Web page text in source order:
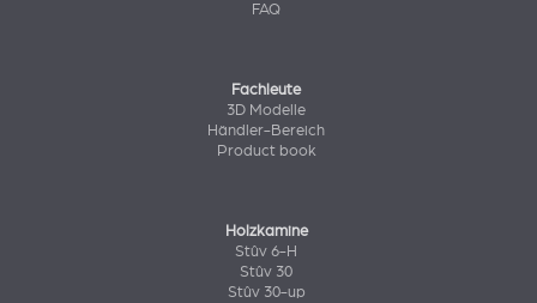
FAQ
Fachleute
3D Modelle
Händler-Bereich
Product book
Holzkamine
Stûv 6-H
Stûv 30
Stûv 30-up